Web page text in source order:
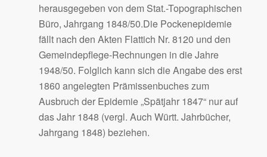
herausgegeben von dem Stat.-Topographischen
Büro, Jahrgang 1848/50.Die Pockenepidemie
fällt nach den Akten Flattich Nr. 8120 und den
Gemeindepflege-Rechnungen in die Jahre
1948/50. Folglich kann sich die Angabe des erst
1860 angelegten Prämissenbuches zum
Ausbruch der Epidemie „Spätjahr 1847“ nur auf
das Jahr 1848 (vergl. Auch Württ. Jahrbücher,
Jahrgang 1848) beziehen.